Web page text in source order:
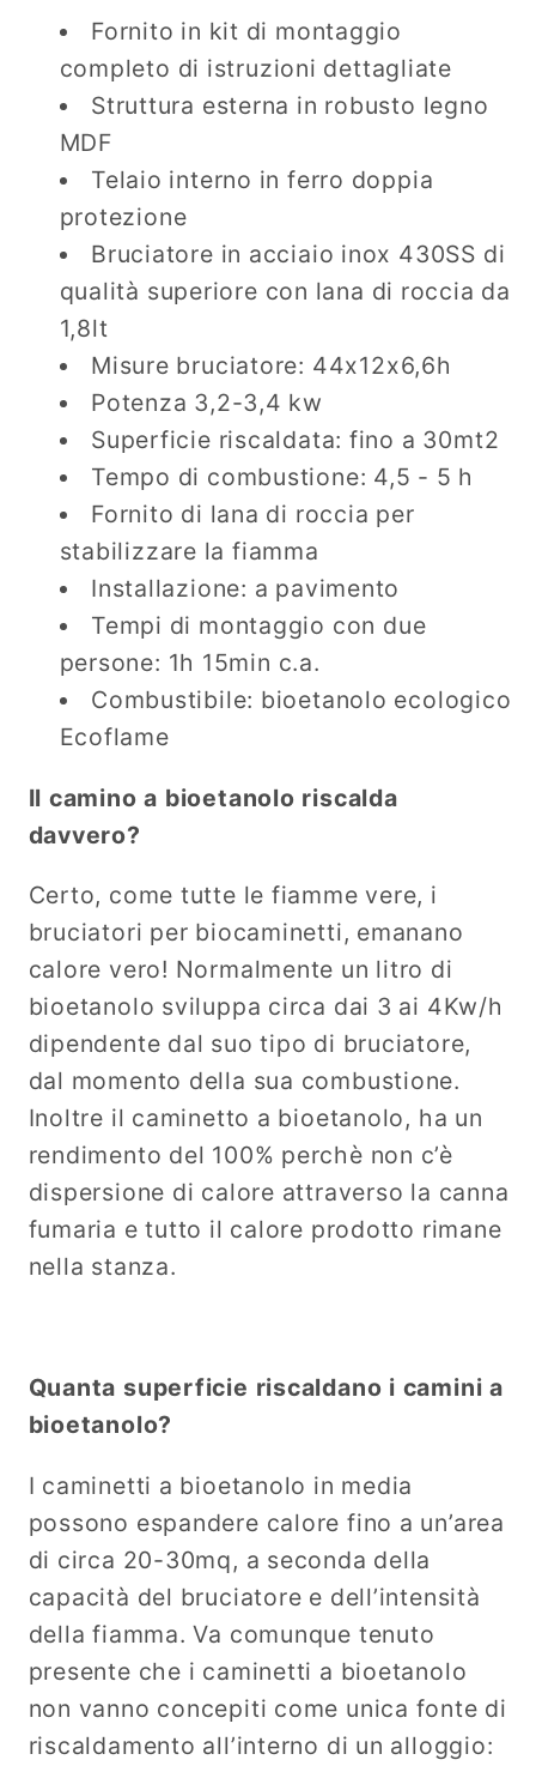
Fornito in kit di montaggio
completo di istruzioni dettagliate
Struttura esterna in robusto legno
MDF
Telaio interno in ferro doppia
protezione
Bruciatore in acciaio inox 430SS di
qualità superiore con lana di roccia da
1,8lt
Misure bruciatore: 44x12x6,6h
Potenza 3,2-3,4 kw
Superficie riscaldata: fino a 30mt2
Tempo di combustione: 4,5 - 5 h
Fornito di lana di roccia per
stabilizzare la fiamma
Installazione: a pavimento
Tempi di montaggio con due
persone: 1h 15min c.a.
Combustibile: bioetanolo ecologico
Ecoflame
Il camino a bioetanolo riscalda
davvero?
Certo, come tutte le fiamme vere, i
bruciatori per biocaminetti, emanano
calore vero! Normalmente un litro di
bioetanolo sviluppa circa dai 3 ai 4Kw/h
dipendente dal suo tipo di bruciatore,
dal momento della sua combustione.
Inoltre il caminetto a bioetanolo, ha un
rendimento del 100% perchè non c’è
dispersione di calore attraverso la canna
fumaria e tutto il calore prodotto rimane
nella stanza.
Quanta superficie riscaldano i camini a
bioetanolo?
I caminetti a bioetanolo in media
possono espandere calore fino a un’area
di circa 20-30mq, a seconda della
capacità del bruciatore e dell’intensità
della fiamma. Va comunque tenuto
presente che i caminetti a bioetanolo
non vanno concepiti come unica fonte di
riscaldamento all’interno di un alloggio: